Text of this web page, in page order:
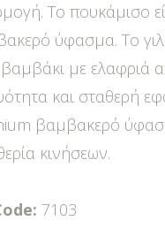
Το πουκάμισο
ύφασμα. Το
βαμβάκι με ελαφριά
και σταθερή
βαμβακερό
κινήσεων.
7103